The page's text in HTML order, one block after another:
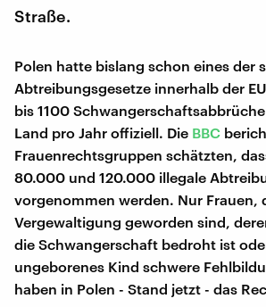
Straße.
Polen hatte bislang schon eines der
Abtreibungsgesetze innerhalb der
bis 1100
Land pro Jahr offiziell. Die BBC
Frauenrechtsgruppen schätzten,
80.000 und 120.000 illegale
vorgenommen werden. Nur Frauen,
Vergewaltigung geworden sind,
die Schwangerschaft bedroht ist
ungeborenes Kind schwere
haben in Polen - Stand jetzt - das